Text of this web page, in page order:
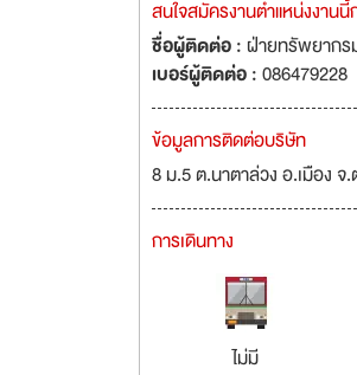
สนใจสมัครงานตำแหน่งงาน
ชื่อผู้ติดต่อ :ฝ่ายทรัพยาก
เบอร์ผู้ติดต่อ :086479228
ข้อมูลการติดต่อบริษัท
8 ม.5 ต.นาตาล่วง อ.เมือง จ
การเดินทาง
ไม่มี